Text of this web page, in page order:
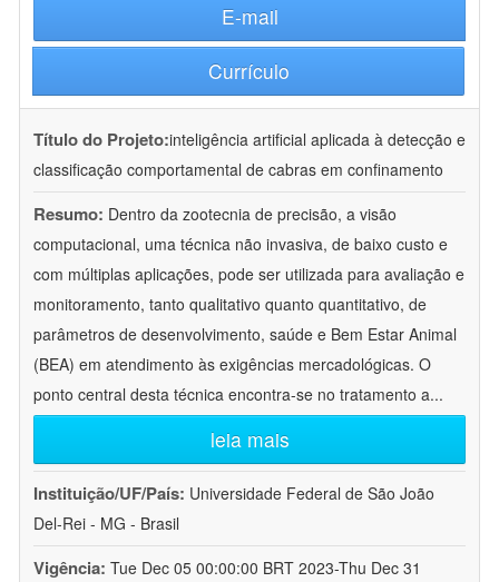
E-mail
Currículo
Título do Projeto:inteligência artificial aplicada à detecção e
classificação comportamental de cabras em confinamento
Resumo: Dentro da zootecnia de precisão, a visão
computacional, uma técnica não invasiva, de baixo custo e
com múltiplas aplicações, pode ser utilizada para avaliação e
monitoramento, tanto qualitativo quanto quantitativo, de
parâmetros de desenvolvimento, saúde e Bem Estar Animal
(BEA) em atendimento às exigências mercadológicas. O
ponto central desta técnica encontra-se no tratamento a...
leia mais
Instituição/UF/País: Universidade Federal de São João
Del-Rei - MG - Brasil
Vigência: Tue Dec 05 00:00:00 BRT 2023-Thu Dec 31